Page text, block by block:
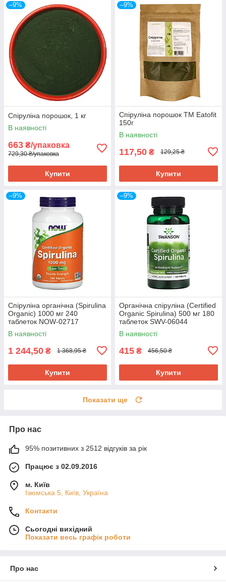
–9%
Спіруліна порошок, 1 кг
В наявності
663 ₴/упаковка
729,30 ₴/упаковка
Купити
–9%
Спіруліна порошок ТМ Eatofit
150г
В наявності
117,50 ₴ 129,25 ₴
Купити
–9%
Спіруліна органічна (Spirulina
Organic) 1000 мг 240
таблеток NOW-02717
В наявності
1 244,50 ₴ 1 368,95 ₴
Купити
–9%
Органічна спіруліна (Certified
Organic Spirulina) 500 мг 180
таблеток SWV-06044
В наявності
415 ₴ 456,50 ₴
Купити
Показати ще
Про нас
95% позитивних з 2512 відгуків за рік
Працює з 02.09.2016
м. Київ
Ізюмська 5, Київ, Україна
Контакти
Сьогодні вихідний
Показати весь графік роботи
Про нас